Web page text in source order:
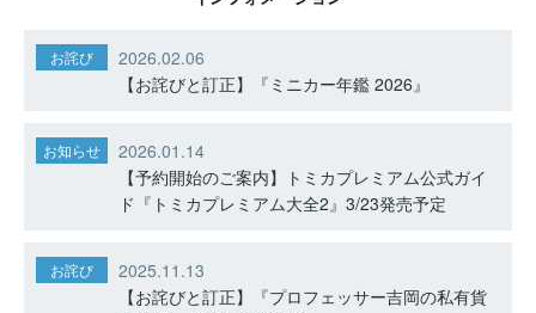
お詫び
2026.02.06
【お詫びと訂正】『ミニカー年鑑 2026』
お知らせ
2026.01.14
【予約開始のご案内】トミカプレミアム公式ガイ
ド『トミカプレミアム大全2』3/23発売予定
お詫び
2025.11.13
【お詫びと訂正】『プロフェッサー吉岡の私有貨